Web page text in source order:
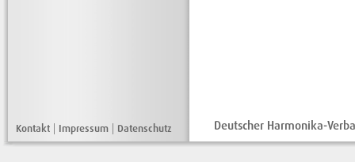
Deutscher Harmonika-
Kontakt Impressum Datenschutz